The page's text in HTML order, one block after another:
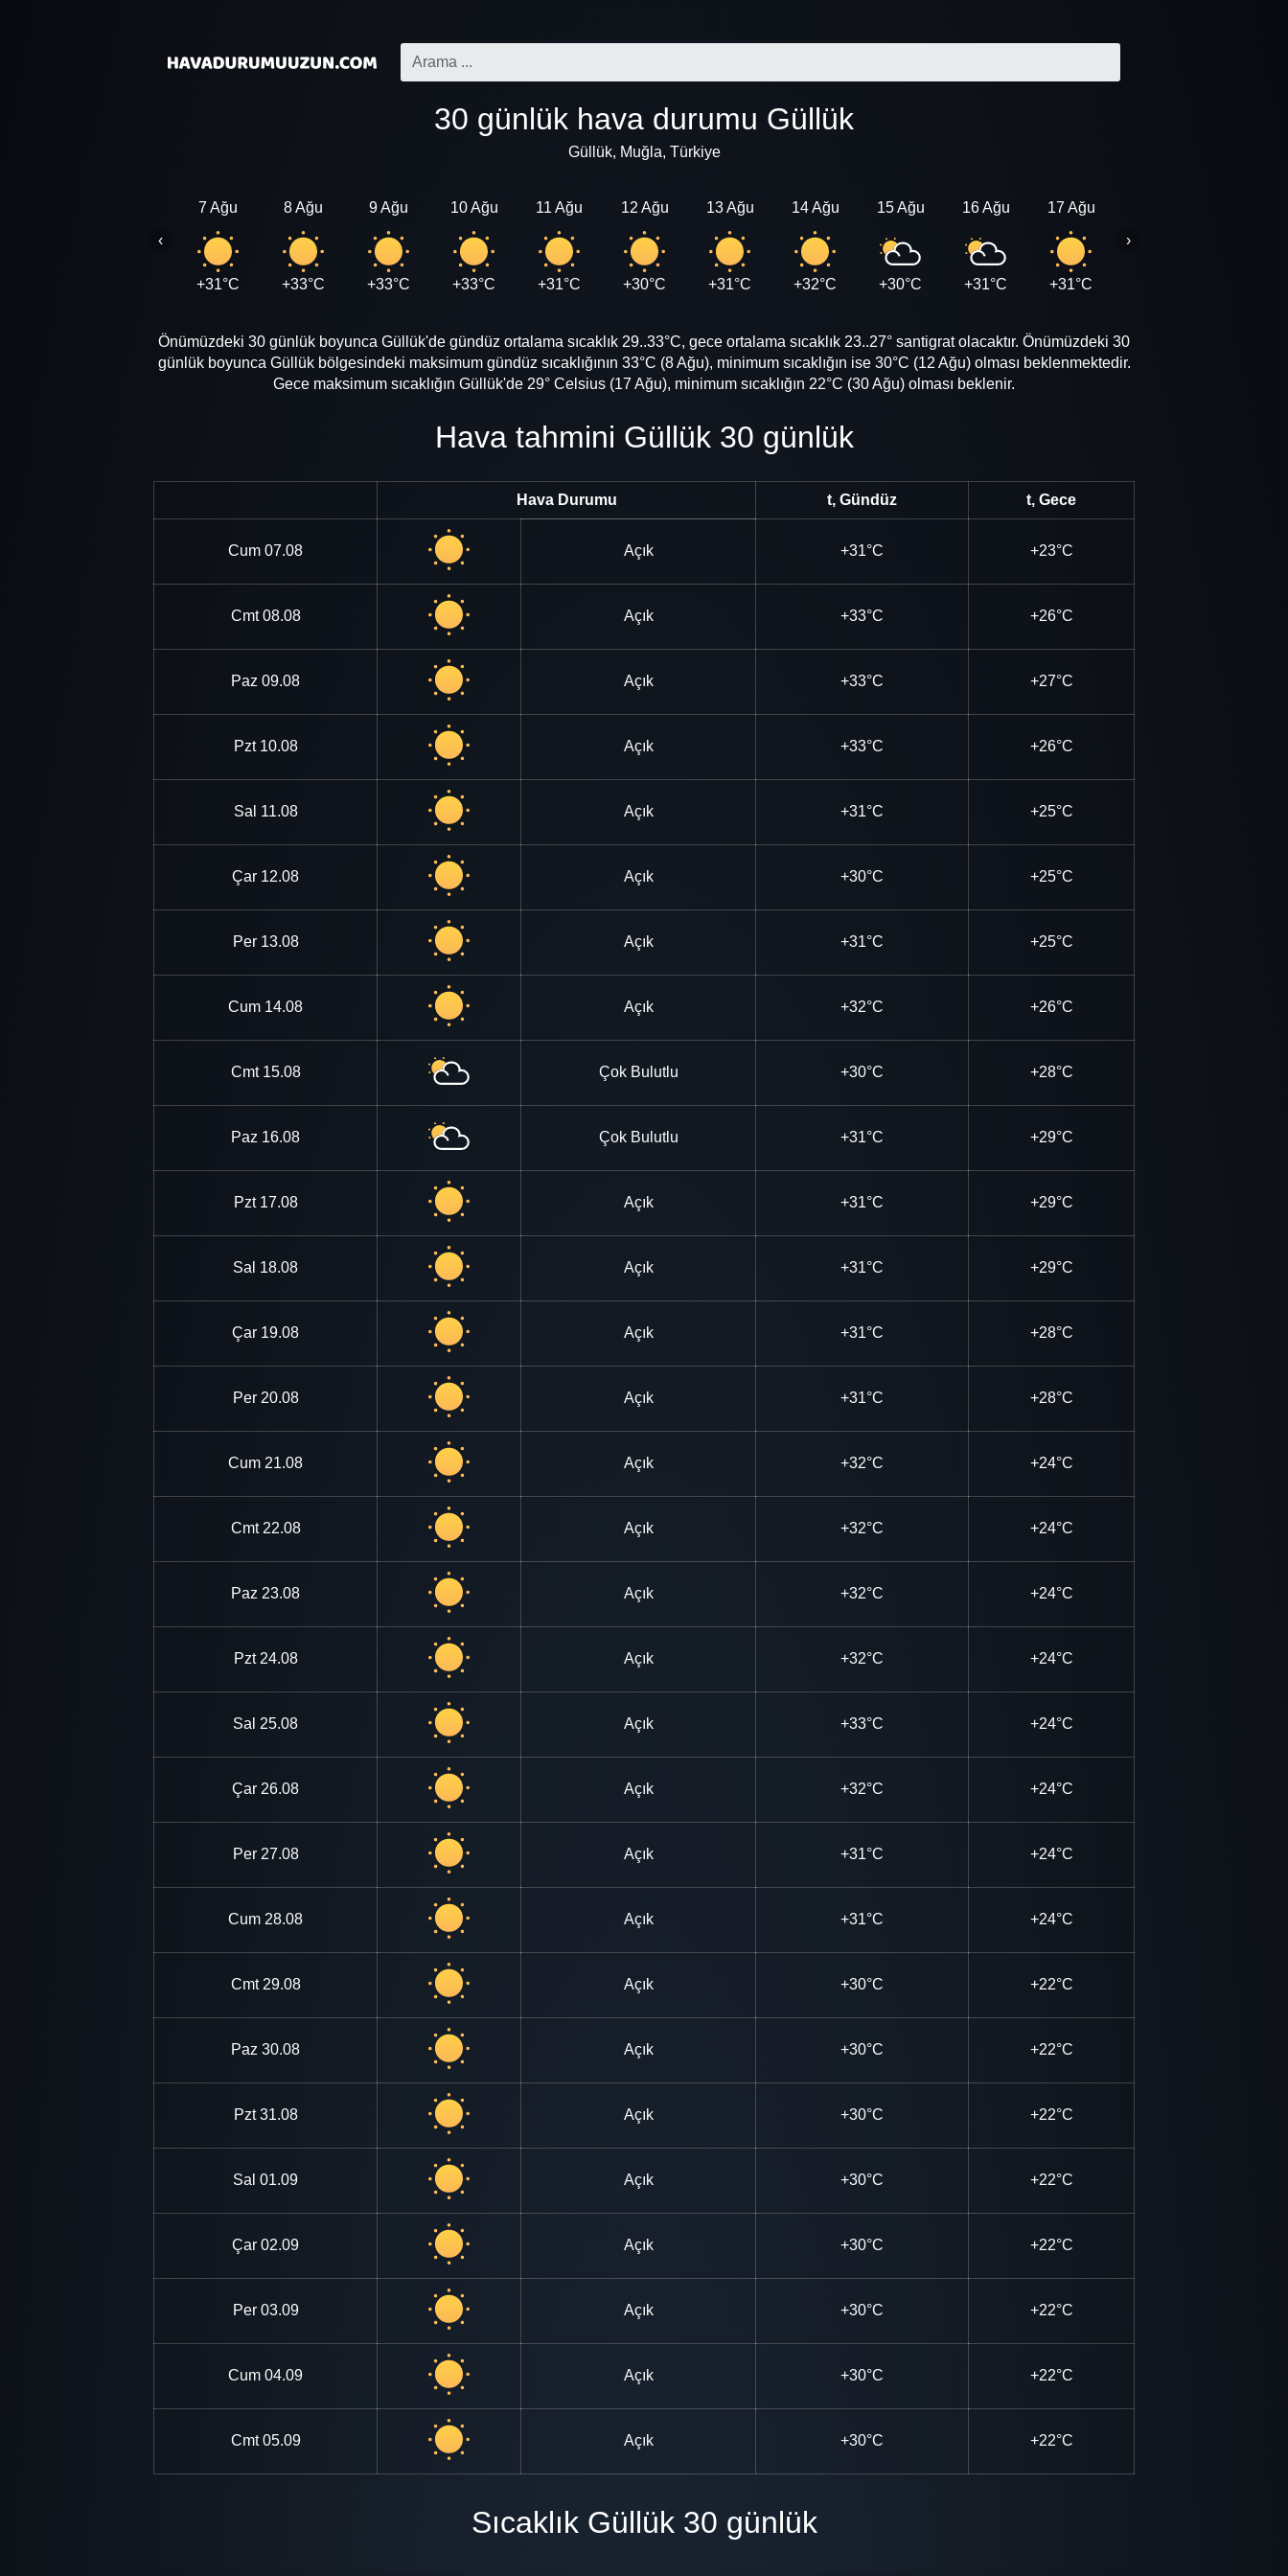
30 günlük hava durumu Güllük
Güllük, Muğla, Türkiye
7 Ağu
+31°C
8 Ağu
+33°C
9 Ağu
+33°C
10 Ağu
+33°C
11 Ağu
+31°C
12 Ağu
+30°C
13 Ağu
+31°C
14 Ağu
+32°C
15 Ağu
+30°C
16 Ağu
+31°C
17 Ağu
+31°C
‹ ›
Önümüzdeki 30 günlük boyunca Güllük'de gündüz ortalama sıcaklık 29..33°C, gece ortalama sıcaklık 23..27° santigrat olacaktır. Önümüzdeki 30
günlük boyunca Güllük bölgesindeki maksimum gündüz sıcaklığının 33°C (8 Ağu), minimum sıcaklığın ise 30°C (12 Ağu) olması beklenmektedir.
Gece maksimum sıcaklığın Güllük'de 29° Celsius (17 Ağu), minimum sıcaklığın 22°C (30 Ağu) olması beklenir.
Hava tahmini Güllük 30 günlük
Hava Durumu t, Gündüz t, Gece
Cum 07.08 Açık +31°C +23°C
Cmt 08.08 Açık +33°C +26°C
Paz 09.08 Açık +33°C +27°C
Pzt 10.08 Açık +33°C +26°C
Sal 11.08 Açık +31°C +25°C
Çar 12.08 Açık +30°C +25°C
Per 13.08 Açık +31°C +25°C
Cum 14.08 Açık +32°C +26°C
Cmt 15.08 Çok Bulutlu +30°C +28°C
Paz 16.08 Çok Bulutlu +31°C +29°C
Pzt 17.08 Açık +31°C +29°C
Sal 18.08 Açık +31°C +29°C
Çar 19.08 Açık +31°C +28°C
Per 20.08 Açık +31°C +28°C
Cum 21.08 Açık +32°C +24°C
Cmt 22.08 Açık +32°C +24°C
Paz 23.08 Açık +32°C +24°C
Pzt 24.08 Açık +32°C +24°C
Sal 25.08 Açık +33°C +24°C
Çar 26.08 Açık +32°C +24°C
Per 27.08 Açık +31°C +24°C
Cum 28.08 Açık +31°C +24°C
Cmt 29.08 Açık +30°C +22°C
Paz 30.08 Açık +30°C +22°C
Pzt 31.08 Açık +30°C +22°C
Sal 01.09 Açık +30°C +22°C
Çar 02.09 Açık +30°C +22°C
Per 03.09 Açık +30°C +22°C
Cum 04.09 Açık +30°C +22°C
Cmt 05.09 Açık +30°C +22°C
Sıcaklık Güllük 30 günlük